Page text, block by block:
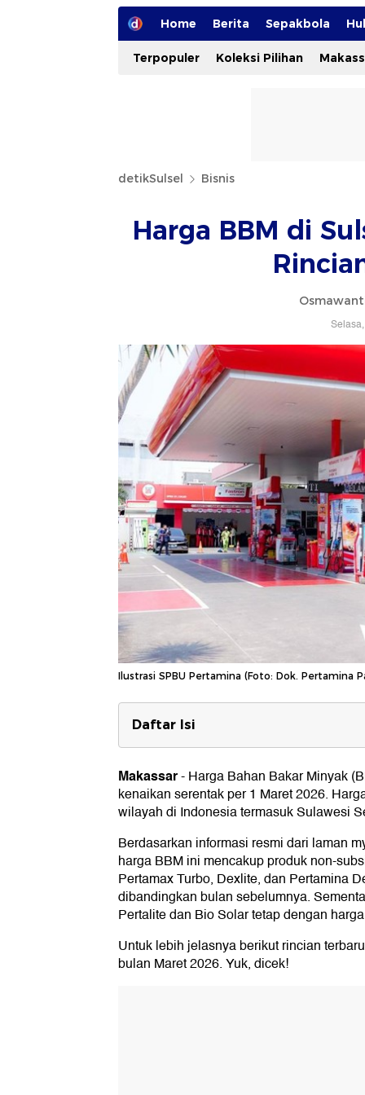
Home Berita Sepakbola
Terpopuler Koleksi Pilihan
detikSulsel Bisnis
Harga BBM di
Ilustrasi SPBU Pertamina (Foto: Dok. Pertamina
Daftar Isi
Harga BBM di Sulsel Maret 2026
Harga BBM Maret di Seluruh
Makassar-Harga Bahan Bakar Minyak
kenaikan serentak per 1 Maret 2026.
wilayah di Indonesia termasuk Sulawesi
Berdasarkan informasi resmi dari laman
harga BBM ini mencakup produk non-
Pertamax Turbo, Dexlite, dan Pertamina
dibandingkan bulan sebelumnya.
Pertalite dan Bio Solar tetap dengan
Untuk lebih jelasnya berikut rincian
bulan Maret 2026. Yuk, dicek!